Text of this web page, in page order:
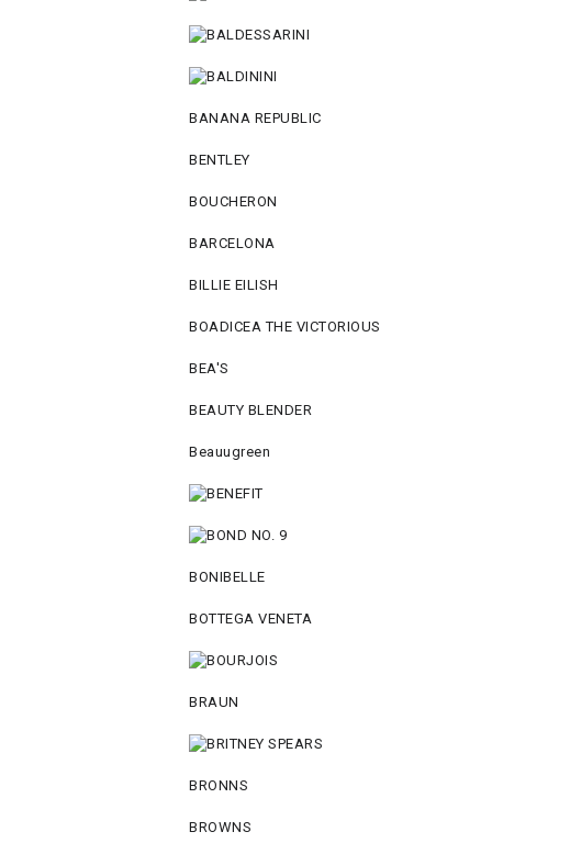
BANANA REPUBLIC
BENTLEY
BOUCHERON
BARCELONA
BILLIE EILISH
BOADICEA THE VICTORIOUS
BEA'S
BEAUTY BLENDER
Beauugreen
BONIBELLE
BOTTEGA VENETA
BRAUN
BRONNS
BROWNS